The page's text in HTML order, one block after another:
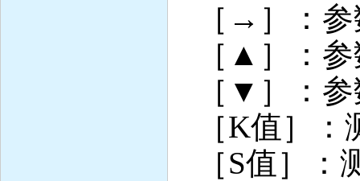
［ → ］：
［ ▲ ］：
［ ▼ ］：
［K值］：
［S值］：